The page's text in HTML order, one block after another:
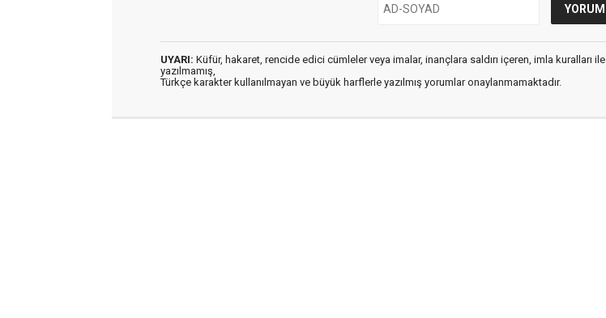
UYARI: Küfür, hakaret, rencide edici cümleler veya imalar, inançlara saldırı içeren, imla kuralları ile
yazılmamış,
Türkçe karakter kullanılmayan ve büyük harflerle yazılmış yorumlar onaylanmamaktadır.